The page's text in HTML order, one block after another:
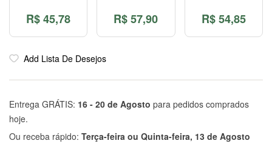
R$45,78 R$57,90 R$54,85
Add Lista De Desejos
Entrega GRÁTIS: 16 - 20 de Agosto para pedidos comprados
hoje.
Ou receba rápido: Terça-feira ou Quinta-feira, 13 de Agosto